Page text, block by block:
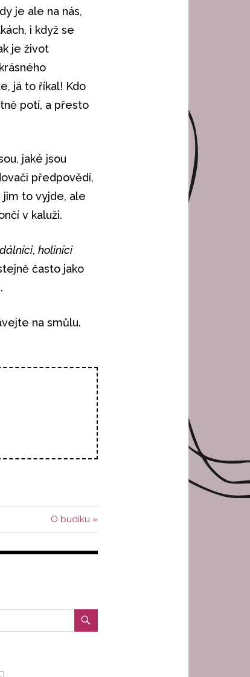
je ale na nás,
i když se
je život
já to říkal! Kdo
potí, a přesto
jaké jsou
předpovědí,
jim to vyjde, ale
v kaluži.
, holiníci
často jako
na smůlu.
Další
příspěvek:
O budíku